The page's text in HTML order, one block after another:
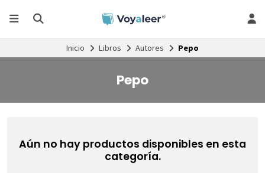
Inicio Libros Autores Pepo
Pepo
Aún no hay productos disponibles en esta
categoría.